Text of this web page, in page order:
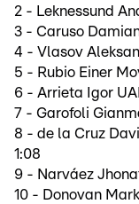
2 - Leknessund
3 - Caruso
4 - Vlasov
5 - Rubio Einer
6 - Arrieta Igor
7 - Garofoli
8 - de la Cruz
1:08
9 - Narváez
10 - Donovan